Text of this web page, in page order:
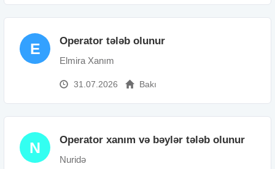
E Operator tələb olunur
Elmira Xanım
31.07.2026 Bakı
N Operator xanım və bəylər tələb olunur
Nuridə